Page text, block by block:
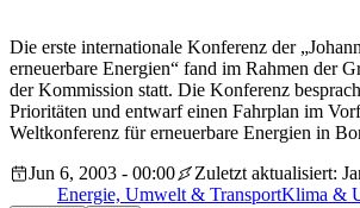
Die erste internationale Konferenz der
erneuerbare Energien“ fand im Rahmen der
der Kommission statt. Die Konferenz
Prioritäten und entwarf einen Fahrplan im
Weltkonferenz für erneuerbare Energien in
Jun 6, 2003 - 00:00
Zuletzt aktualisiert:
Energie, Umwelt & TransportKlima &